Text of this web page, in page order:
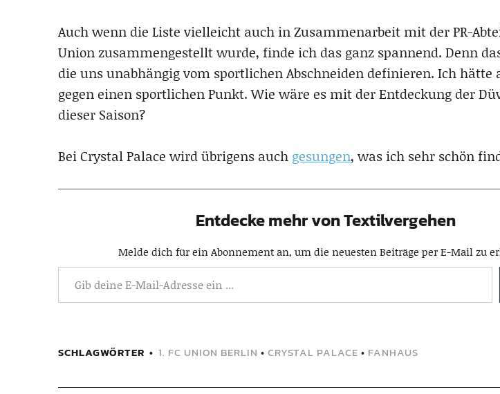
Auch wenn die Liste vielleicht auch in Zusammenarbeit mit der PR-
Union zusammengestellt wurde, finde ich das ganz spannend. Denn
die uns unabhängig vom sportlichen Abschneiden definieren. Ich hätte
gegen einen sportlichen Punkt. Wie wäre es mit der Entdeckung der
dieser Saison?
Bei Crystal Palace wird übrigens auch gesungen, was ich sehr schön
Entdecke mehr von Textilvergehen
Melde dich für ein Abonnement an, um die neuesten Beiträge per E-Mail zu
SCHLAGWÖRTER 1. FC UNION BERLIN • CRYSTAL PALACE • FANHAUS